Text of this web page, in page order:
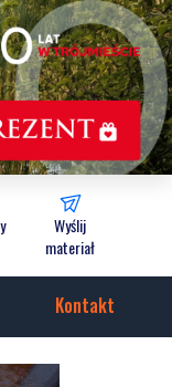
Wyślij
materiał
Kontakt